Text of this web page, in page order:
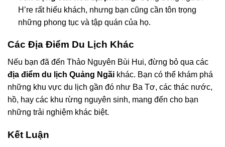
H’re rất hiếu khách, nhưng bạn cũng cần tôn trọng
những phong tục và tập quán của họ.
Các Địa Điểm Du Lịch Khác
Nếu bạn đã đến Thảo Nguyên Bùi Hui, đừng bỏ qua các
địa điểm du lịch Quảng Ngãi khác. Bạn có thể khám phá
những khu vực du lịch gần đó như Ba Tơ, các thác nước,
hồ, hay các khu rừng nguyên sinh, mang đến cho bạn
những trải nghiệm khác biệt.
Kết Luận